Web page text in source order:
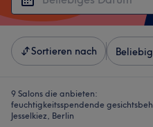
Sortieren nach
9 Salons die anbieten:
feuchtigkeitsspendende
Jesselkiez, Berlin